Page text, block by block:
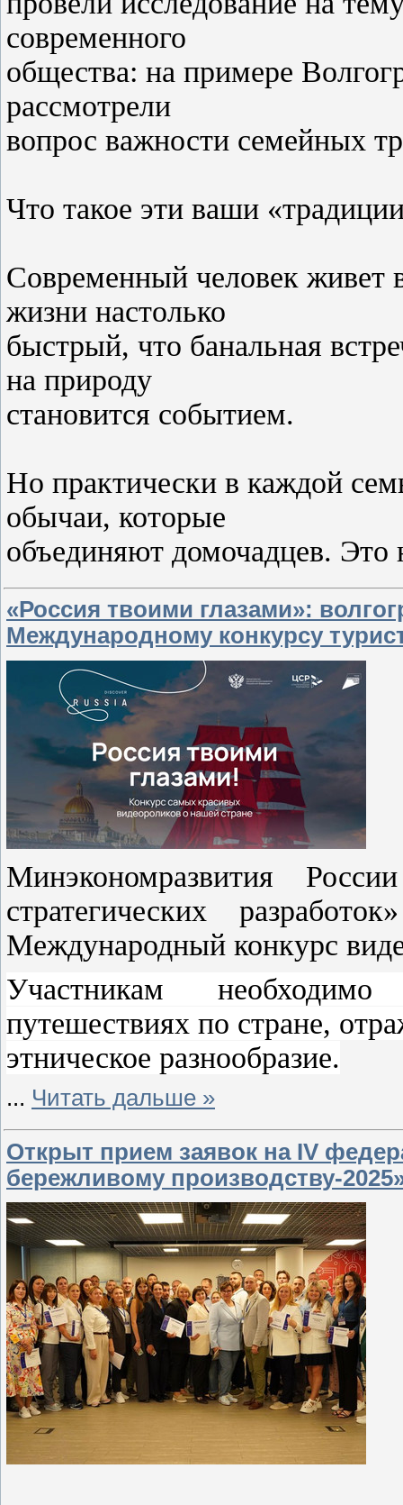
современного
общества: на примере
рассмотрели
вопрос важности семейных
Что такое эти ваши
Современный человек
жизни настолько
быстрый, что банальная
на природу
становится событием.
Но практически в каждой
обычаи, которые
объединяют домочадцев. Это
«Россия твоими глазами»:
Международному конкурсу
Минэкономразвития
стратегических
Международный конкурс
Участникам
путешествиях по стране,
этническое разнообразие.
... Читать дальше »
Открыт прием заявок на IV
бережливому производству-